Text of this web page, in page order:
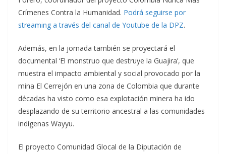
Crímenes Contra la Humanidad. Podrá seguirse por
streaming a través del canal de Youtube de la DPZ.
Además, en la jornada también se proyectará el
documental ‘El monstruo que destruye la Guajira’, que
muestra el impacto ambiental y social provocado por la
mina El Cerrejón en una zona de Colombia que durante
décadas ha visto como esa explotación minera ha ido
desplazando de su territorio ancestral a las comunidades
indígenas Wayyu.
El proyecto Comunidad Glocal de la Diputación de